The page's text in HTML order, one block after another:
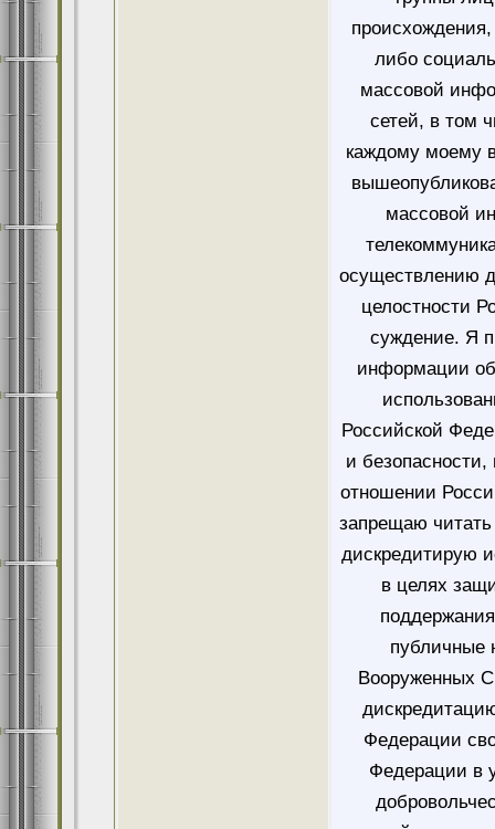
либо
массовой
сетей, в том
каждому моему
массовой
осуществлению
целостности
суждение. Я
информации
Российской
и безопасности,
отношении
запрещаю читать
дискредитирую
в целях
публичные
Вооруженных
Федерации
Федерации в